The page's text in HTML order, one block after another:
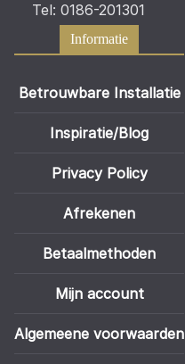
Tel: 0186-201301
Informatie
Betrouwbare Installatie
Inspiratie/Blog
Privacy Policy
Afrekenen
Betaalmethoden
Mijn account
Algemeene voorwaarden